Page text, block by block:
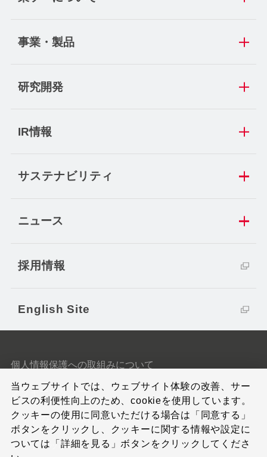
事業・製品
研究開発
IR情報
サステナビリティ
ニュース
採用情報
English Site
個人情報保護への取組みについて
クッキーポリシー
サイトのご利用条件
サイトマップ
当ウェブサイトでは、ウェブサイト体験の改善、サー
ビスの利便性向上のため、cookieを使用しています。
クッキーの使用に同意いただける場合は「同意する」
ボタンをクリックし、クッキーに関する情報や設定に
ついては「詳細を見る」ボタンをクリックしてくださ